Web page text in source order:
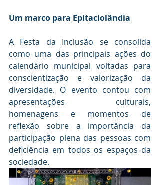
Um marco para Epitaciolândia
A Festa da Inclusão se consolida
como uma das principais ações do
calendário municipal voltadas para
conscientização e valorização da
diversidade. O evento contou com
apresentações culturais,
homenagens e momentos de
reflexão sobre a importância da
participação plena das pessoas com
deficiência em todos os espaços da
sociedade.